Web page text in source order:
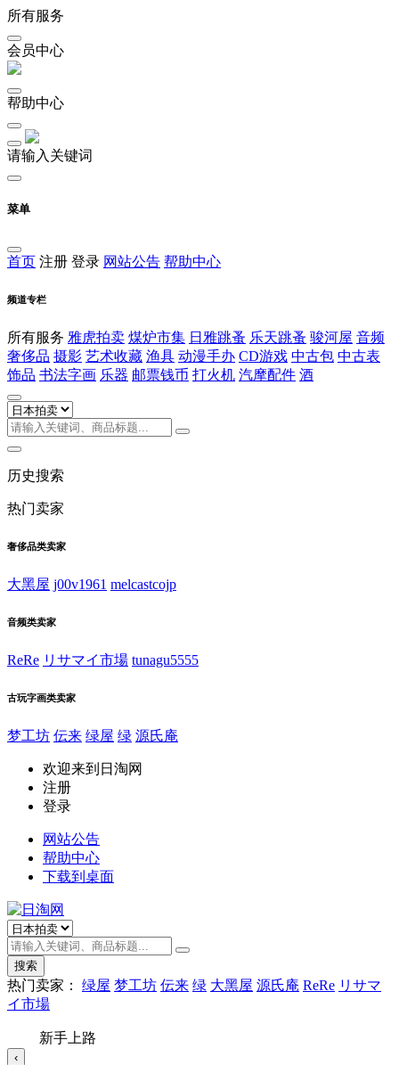
所有服务
会员中心
帮助中心
请输入关键词
菜单
首页 注册 登录 网站公告 帮助中心
频道专栏
所有服务 雅虎拍卖 煤炉市集 日雅跳蚤 乐天跳蚤 骏河屋 音频
奢侈品 摄影 艺术收藏 渔具 动漫手办 CD游戏 中古包 中古表
饰品 书法字画 乐器 邮票钱币 打火机 汽摩配件 酒
历史搜索
热门卖家
奢侈品类卖家
大黑屋 j00v1961 melcastcojp
音频类卖家
ReRe リサマイ市場 tunagu5555
古玩字画类卖家
梦工坊 伝来 绿屋 绿 源氏庵
欢迎来到日淘网
注册
登录
网站公告
帮助中心
下载到桌面
搜索
热门卖家： 绿屋 梦工坊 伝来 绿 大黑屋 源氏庵 ReRe リサマ
イ市場
新手上路
‹